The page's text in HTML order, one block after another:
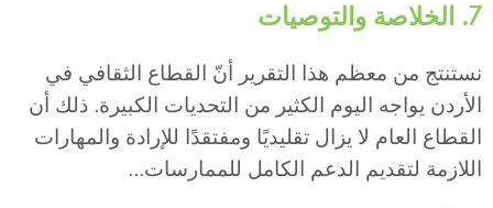
7. الخلاصة والتوصيات
نستنتج من معظم هذا التقرير أنّ القطاع الثقافي في
الأردن يواجه اليوم الكثير من التحديات الكبيرة. ذلك أن
القطاع العام لا يزال تقليديًا ومفتقدًا للإرادة والمهارات
اللازمة لتقديم الدعم الكامل للممارسات...